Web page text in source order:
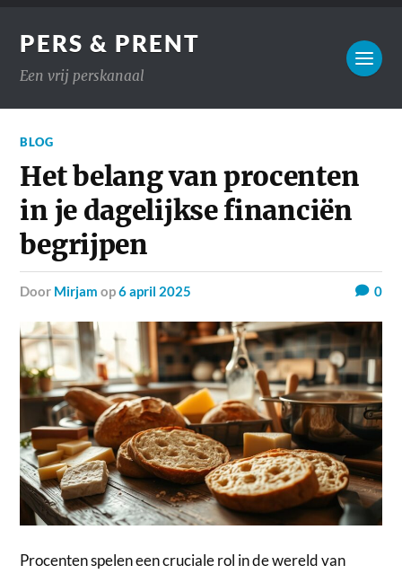
PERS & PRENT
Een vrij perskanaal
BLOG
Het belang van procenten
in je dagelijkse financiën
begrijpen
door Mirjam op6 april 2025 0
Procenten spelen een cruciale rol in de wereld van